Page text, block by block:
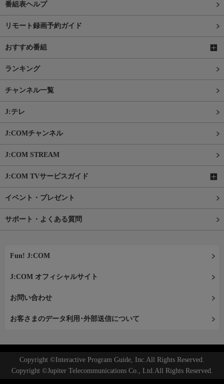
番組表ヘルプ
リモート録画予約ガイド
おすすめ番組
ランキング
チャンネル一覧
J:テレ
J:COMチャンネル
J:COM STREAM
J:COM TVサービスガイド
イベント・プレゼント
サポート・よくある質問
Fun! J:COM
J:COM オフィシャルサイト
お問い合わせ
お客さまのデータ利用･外部送信について
Copyright ©Interactive Program Guide, Inc.All Rights Reserved.
Copyright ©Jupiter Telecommunications Co., Ltd.All Rights Reserved.